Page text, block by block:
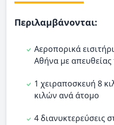
Περιλαμβάνονται:
Αεροπορικά
Αθήνα με απευθείας
1 χειραποσκευή 8
κιλών ανά άτομο
4 διανυκτερεύσεις